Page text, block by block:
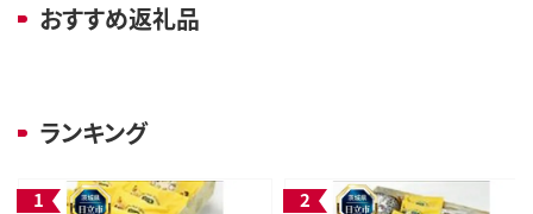
おすすめ返礼品
ランキング